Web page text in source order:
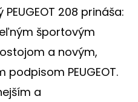
208 prináša:
športovým
a novým,
PEUGEOT.
a